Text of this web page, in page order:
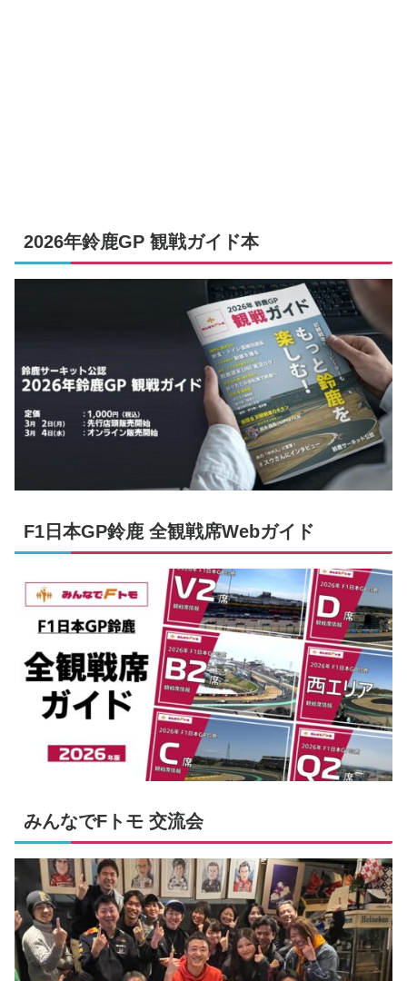
2026年鈴鹿GP 観戦ガイド本
F1日本GP鈴鹿 全観戦席Webガイド
みんなでFトモ 交流会